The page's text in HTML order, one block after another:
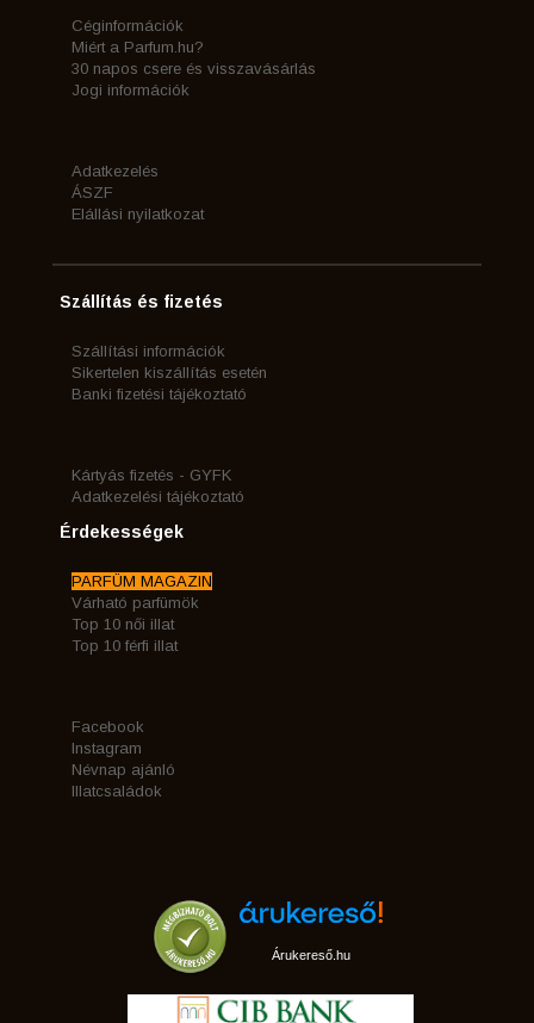
Céginformációk
Miért a Parfum.hu?
30 napos csere és visszavásárlás
Jogi információk
Adatkezelés
ÁSZF
Elállási nyilatkozat
Szállítás és fizetés
Szállítási információk
Sikertelen kiszállítás esetén
Banki fizetési tájékoztató
Kártyás fizetés - GYFK
Adatkezelési tájékoztató
Érdekességek
PARFÜM MAGAZIN
Várható parfümök
Top 10 női illat
Top 10 férfi illat
Facebook
Instagram
Névnap ajánló
Illatcsaládok
Árukereső.hu